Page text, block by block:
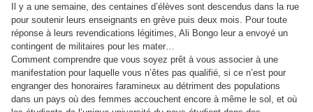
Il y a une semaine, des centaines d’élèves sont descendus dans la rue
pour soutenir leurs enseignants en grève puis deux mois. Pour toute
réponse à leurs revendications légitimes, Ali Bongo leur a envoyé un
contingent de militaires pour les mater…
Comment comprendre que vous soyez prêt à vous associer à une
manifestation pour laquelle vous n’êtes pas qualifié, si ce n’est pour
engranger des honoraires faramineux au détriment des populations
dans un pays où des femmes accouchent encore à même le sol, et où